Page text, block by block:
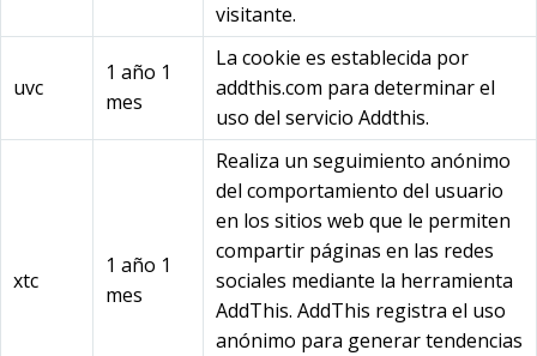
visitante.
uvc
1 año 1
mes
La cookie es establecida por
addthis.com para determinar el
uso del servicio Addthis.
xtc
1 año 1
mes
Realiza un seguimiento anónimo
del comportamiento del usuario
en los sitios web que le permiten
compartir páginas en las redes
sociales mediante la herramienta
AddThis. AddThis registra el uso
anónimo para generar tendencias